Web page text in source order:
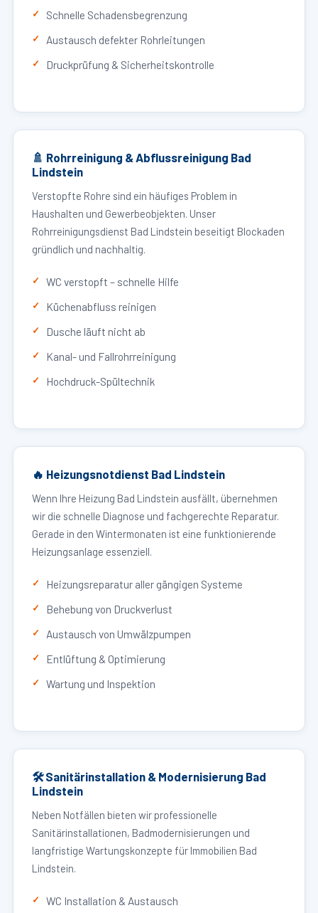
Schnelle Schadensbegrenzung
Austausch defekter Rohrleitungen
Druckprüfung & Sicherheitskontrolle
🚿 Rohrreinigung & Abflussreinigung Bad
Lindstein
Verstopfte Rohre sind ein häufiges Problem in
Haushalten und Gewerbeobjekten. Unser
Rohrreinigungsdienst Bad Lindstein beseitigt Blockaden
gründlich und nachhaltig.
WC verstopft – schnelle Hilfe
Küchenabfluss reinigen
Dusche läuft nicht ab
Kanal- und Fallrohrreinigung
Hochdruck-Spültechnik
🔥 Heizungsnotdienst Bad Lindstein
Wenn Ihre Heizung Bad Lindstein ausfällt, übernehmen
wir die schnelle Diagnose und fachgerechte Reparatur.
Gerade in den Wintermonaten ist eine funktionierende
Heizungsanlage essenziell.
Heizungsreparatur aller gängigen Systeme
Behebung von Druckverlust
Austausch von Umwälzpumpen
Entlüftung & Optimierung
Wartung und Inspektion
🛠 Sanitärinstallation & Modernisierung Bad
Lindstein
Neben Notfällen bieten wir professionelle
Sanitärinstallationen, Badmodernisierungen und
langfristige Wartungskonzepte für Immobilien Bad
Lindstein.
WC Installation & Austausch